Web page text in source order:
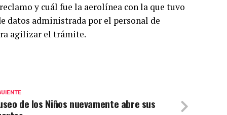
y cuál fue la aerolínea con la que tuvo
datos administrada por el personal de
agilizar el trámite.
de los Niños nuevamente abre sus